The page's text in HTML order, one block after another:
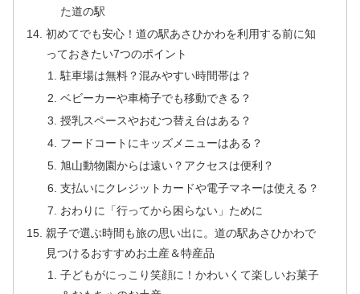
た道の駅
初めてでも安心！道の駅あさひかわを利用する前に知
っておきたい7つのポイント
駐車場は無料？混みやすい時間帯は？
ベビーカーや車椅子でも移動できる？
授乳スペースやおむつ替え台はある？
フードコートにキッズメニューはある？
旭山動物園からは遠い？アクセスは便利？
支払いにクレジットカードや電子マネーは使える？
おわりに「行ってから困らない」ために
親子で選ぶ時間も旅の思い出に。道の駅あさひかわで
見つけるおすすめお土産＆特産品
子どもがにっこり笑顔に！かわいくて楽しいお菓子